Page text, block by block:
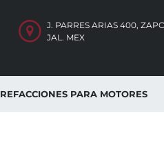
J. PARRES ARIAS 400,
JAL. MEX
REFACCIONES PARA MOTORES